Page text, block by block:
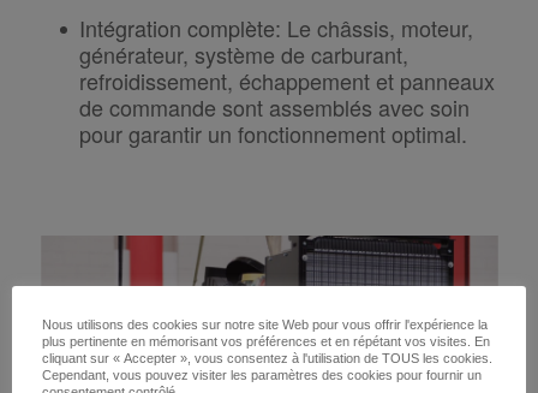
Intégration complète: Le châssis, moteur,
générateur, système de carburant,
refroidissement, échappement et panneaux
de commande sont assemblés avec soin
pour garantir un fonctionnement optimal.
Nous utilisons des cookies sur notre site Web pour vous offrir l'expérience la
plus pertinente en mémorisant vos préférences et en répétant vos visites. En
cliquant sur « Accepter », vous consentez à l'utilisation de TOUS les cookies.
Cependant, vous pouvez visiter les paramètres des cookies pour fournir un